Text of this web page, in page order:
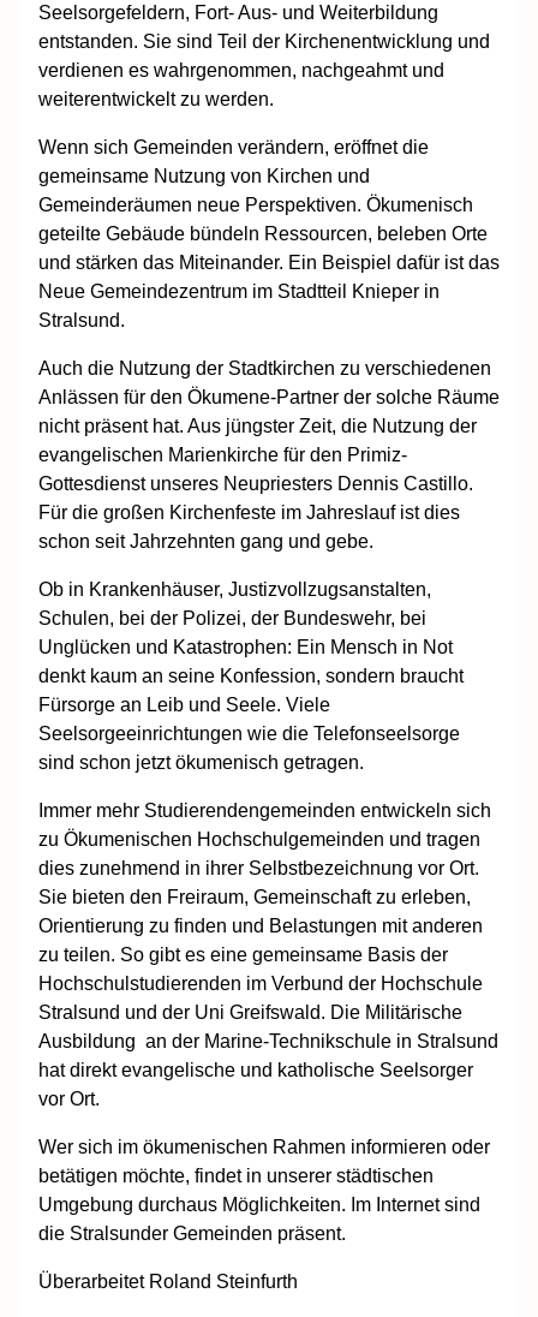
Seelsorgefeldern, Fort- Aus- und Weiterbildung
entstanden. Sie sind Teil der Kirchenentwicklung und
verdienen es wahrgenommen, nachgeahmt und
weiterentwickelt zu werden.
Wenn sich Gemeinden verändern, eröffnet die
gemeinsame Nutzung von Kirchen und
Gemeinderäumen neue Perspektiven. Ökumenisch
geteilte Gebäude bündeln Ressourcen, beleben Orte
und stärken das Miteinander. Ein Beispiel dafür ist das
Neue Gemeindezentrum im Stadtteil Knieper in
Stralsund.
Auch die Nutzung der Stadtkirchen zu verschiedenen
Anlässen für den Ökumene-Partner der solche Räume
nicht präsent hat. Aus jüngster Zeit, die Nutzung der
evangelischen Marienkirche für den Primiz-
Gottesdienst unseres Neupriesters Dennis Castillo.
Für die großen Kirchenfeste im Jahreslauf ist dies
schon seit Jahrzehnten gang und gebe.
Ob in Krankenhäuser, Justizvollzugsanstalten,
Schulen, bei der Polizei, der Bundeswehr, bei
Unglücken und Katastrophen: Ein Mensch in Not
denkt kaum an seine Konfession, sondern braucht
Fürsorge an Leib und Seele. Viele
Seelsorgeeinrichtungen wie die Telefonseelsorge
sind schon jetzt ökumenisch getragen.
Immer mehr Studierendengemeinden entwickeln sich
zu Ökumenischen Hochschulgemeinden und tragen
dies zunehmend in ihrer Selbstbezeichnung vor Ort.
Sie bieten den Freiraum, Gemeinschaft zu erleben,
Orientierung zu finden und Belastungen mit anderen
zu teilen. So gibt es eine gemeinsame Basis der
Hochschulstudierenden im Verbund der Hochschule
Stralsund und der Uni Greifswald. Die Militärische
Ausbildung an der Marine-Technikschule in Stralsund
hat direkt evangelische und katholische Seelsorger
vor Ort.
Wer sich im ökumenischen Rahmen informieren oder
betätigen möchte, findet in unserer städtischen
Umgebung durchaus Möglichkeiten. Im Internet sind
die Stralsunder Gemeinden präsent.
Überarbeitet Roland Steinfurth